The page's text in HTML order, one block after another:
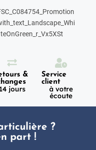
&
14 jours
Service
client
à votre
écoute
?
part !